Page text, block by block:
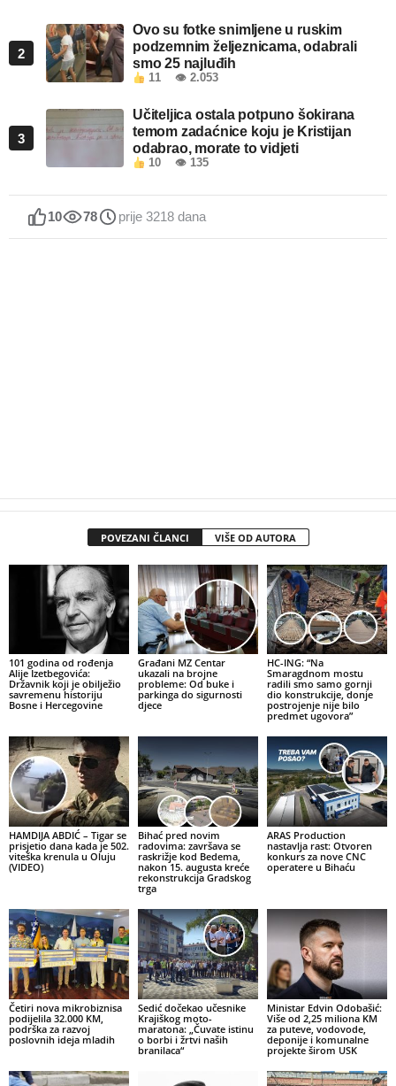
2
Ovo su fotke snimljene u ruskim
podzemnim željeznicama, odabrali
smo 25 najluđih
11 👁 2.053
3
Učiteljica ostala potpuno šokirana
temom zadaćnice koju je Kristijan
odabrao, morate to vidjeti
10 👁 135
10 78 prije 3218 dana
POVEZANI ČLANCI VIŠE OD AUTORA
101 godina od rođenja
Alije Izetbegovića:
Državnik koji je obilježio
savremenu historiju
Bosne i Hercegovine
Građani MZ Centar
ukazali na brojne
probleme: Od buke i
parkinga do sigurnosti
djece
HC-ING: “Na
Smaragdnom mostu
radili smo samo gornji
dio konstrukcije, donje
postrojenje nije bilo
predmet ugovora”
HAMDIJA ABDIĆ – Tigar se
prisjetio dana kada je 502.
viteška krenula u Oluju
(VIDEO)
Bihać pred novim
radovima: završava se
raskrižje kod Bedema,
nakon 15. augusta kreće
rekonstrukcija Gradskog
trga
ARAS Production
nastavlja rast: Otvoren
konkurs za nove CNC
operatere u Bihaću
Četiri nova mikrobiznisa
podijelila 32.000 KM,
podrška za razvoj
poslovnih ideja mladih
Sedić dočekao učesnike
Krajiškog moto-
maratona: „Čuvate istinu
o borbi i žrtvi naših
branilaca“
Ministar Edvin Odobašić:
Više od 2,25 miliona KM
za puteve, vodovode,
deponije i komunalne
projekte širom USK